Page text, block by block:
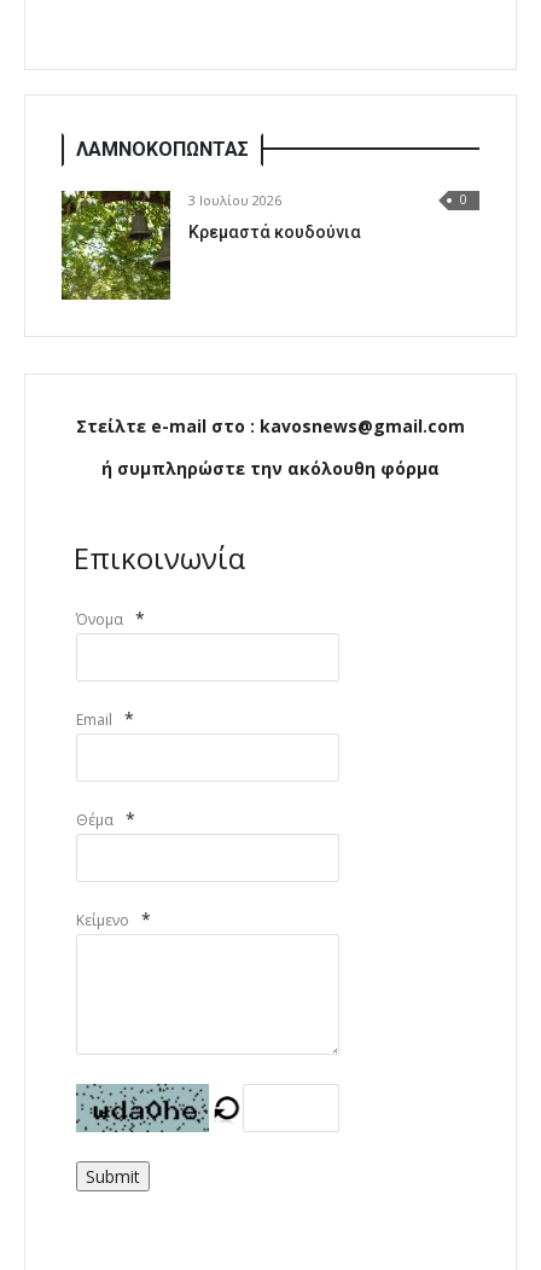
ΛΑΜΝΟΚΟΠΩΝΤΑΣ
3 Ιουλίου 2026 0
Κρεμαστά κουδούνια
Στείλτε e-mail στο : kavosnews@gmail.com
ή συμπληρώστε την ακόλουθη φόρμα
Επικοινωνία
Όνομα *
Email *
Θέμα *
Κείμενο *
Submit